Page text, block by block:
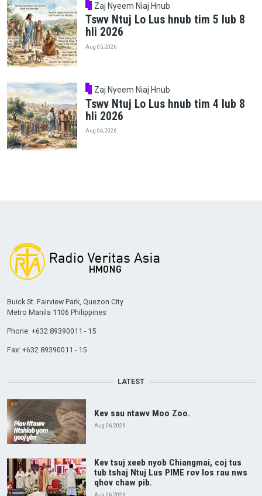
Zaj Nyeem Niaj Hnub
Tswv Ntuj Lo Lus hnub tim 5 lub 8
hli 2026
Aug 05, 2026
Zaj Nyeem Niaj Hnub
Tswv Ntuj Lo Lus hnub tim 4 lub 8
hli 2026
Aug 04, 2026
Buick St. Fairview Park, Quezon City
Metro Manila 1106 Philippines
Phone: +632 89390011 - 15
Fax: +632 89390011 - 15
LATEST
Kev sau ntawv Moo Zoo.
Aug 06, 2026
Kev tsuj xeeb nyob Chiangmai, coj tus
tub tshaj Ntuj Lus PIME rov los rau nws
qhov chaw pib.
Aug 06, 2026